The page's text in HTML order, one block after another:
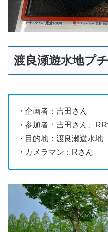
渡良瀬遊水地プ
・企画者：吉田さん
・参加者：吉田さん、
・目的地：渡良瀬遊水地
・カメラマン：Rさん